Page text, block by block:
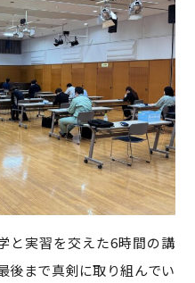
と実習を交えた6時間の講
後まで真剣に取り組んでい